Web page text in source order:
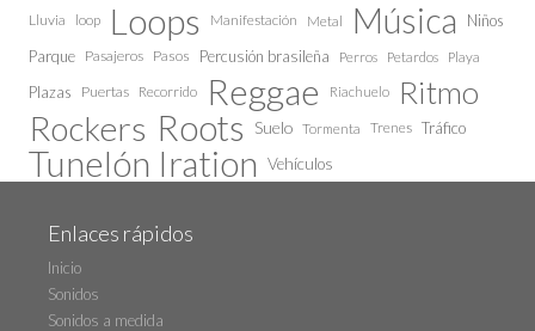
Lluvia loop Loops Manifestación Metal Música
Niños
Parque Pasajeros Pasos Percusión brasileña Perros Petardos Playa
Plazas Puertas Recorrido Reggae Riachuelo Ritmo
Rockers Roots Suelo Tormenta Trenes Tráfico
Tunelón Iration Vehículos
Enlaces rápidos
Inicio
Sonidos
Sonidos a medida